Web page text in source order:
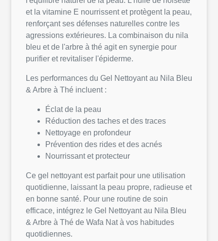
et la vitamine E nourrissent et protègent la peau,
renforçant ses défenses naturelles contre les
agressions extérieures. La combinaison du nila
bleu et de l'arbre à thé agit en synergie pour
purifier et revitaliser l'épiderme.
Les performances du Gel Nettoyant au Nila Bleu
& Arbre à Thé incluent :
Éclat de la peau
Réduction des taches et des traces
Nettoyage en profondeur
Prévention des rides et des acnés
Nourrissant et protecteur
Ce gel nettoyant est parfait pour une utilisation
quotidienne, laissant la peau propre, radieuse et
en bonne santé. Pour une routine de soin
efficace, intégrez le Gel Nettoyant au Nila Bleu
& Arbre à Thé de Wafa Nat à vos habitudes
quotidiennes.